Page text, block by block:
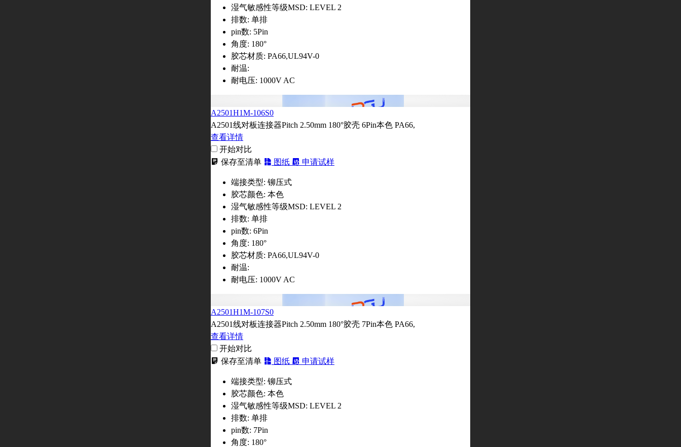
湿气敏感性等级MSD: LEVEL 2
排数: 单排
pin数: 5Pin
角度: 180°
胶芯材质: PA66,UL94V-0
耐温:
耐电压: 1000V AC
A2501H1M-106S0
A2501线对板连接器Pitch 2.50mm 180°胶壳 6Pin本色 PA66,
查看详情
开始对比
保存至清单
图纸 申请试样
端接类型: 铆压式
胶芯颜色: 本色
湿气敏感性等级MSD: LEVEL 2
排数: 单排
pin数: 6Pin
角度: 180°
胶芯材质: PA66,UL94V-0
耐温:
耐电压: 1000V AC
A2501H1M-107S0
A2501线对板连接器Pitch 2.50mm 180°胶壳 7Pin本色 PA66,
查看详情
开始对比
保存至清单
图纸 申请试样
端接类型: 铆压式
胶芯颜色: 本色
湿气敏感性等级MSD: LEVEL 2
排数: 单排
pin数: 7Pin
角度: 180°